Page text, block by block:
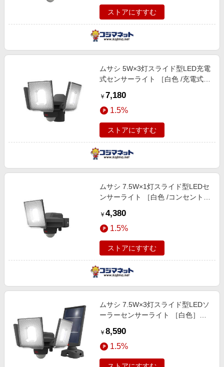
ストアにすすむ
ムサシ 5W×3灯スライド型LED充電
式センサーライト ［白色 /充電式］
￥ 7,180
1.5%
ストアにすすむ
ムサシ 7.5W×1灯スライド型LEDセ
ンサーライト ［白色 /コンセント
￥ 4,380
1.5%
ストアにすすむ
ムサシ 7.5W×3灯スライド型LEDソ
ーラーセンサーライト ［白色］
￥ 8,590
1.5%